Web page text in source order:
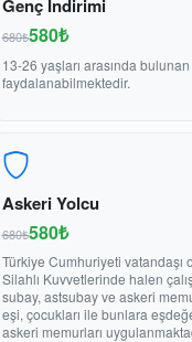
Genç İndirimi
680₺580₺
13-26 yaşları arasında
faydalanabilmektedir.
Askeri Yolcu
680₺580₺
Türkiye Cumhuriyeti vatandaşı
Silahlı Kuvvetlerinde halen
subay, astsubay ve askeri
eşi, çocukları ile bunlara
askeri memurları